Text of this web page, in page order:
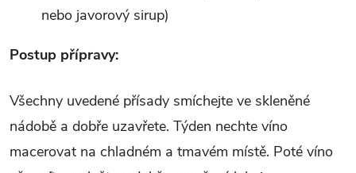
nebo javorový sirup)
Postup přípravy:
Všechny uvedené přísady smíchejte ve skleněné
nádobě a dobře uzavřete. Týden nechte víno
macerovat na chladném a tmavém místě. Poté víno